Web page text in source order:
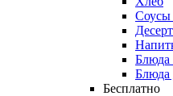
Соусы
Блюда
Блюда
Бесплатно